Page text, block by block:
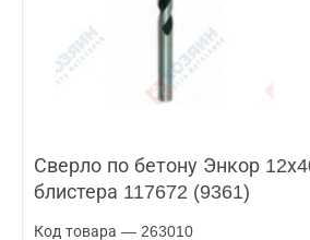
Сверло по бетону Энкор
блистера 117672 (9361)
Код товара — 263010